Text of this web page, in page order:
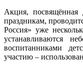
Акция,
праздникам,
Россия» уже
устанавливаются
воспитанниками
участию –